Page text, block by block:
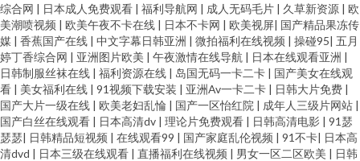
综合网 | 日本成人免费观看 | 福利导航网 | 成人无码毛片 | 久草新资源 | 欧
美潮喷视频 | 欧美午夜不卡在线 | 日本不卡网 | 欧美视屏| 国产精品果冻传
媒 | 香蕉国产在线 | 中文字幕日韩亚洲 | 微拍福利在线视频 | 操碰95| 五月
婷丁香综合网 | 亚洲图片欧美 | 午夜激情在线导航 | 日本在线观看亚洲 |
日韩制服丝袜在线 | 福利资源在线 | 岛国无码一卡二卡 | 国产美女在线观
看 | 美女福利在线 | 91视频下载安装 | 亚洲Av一卡二卡 | 日韩大片免费 |
国产大片一级在线 | 欧美老妇乱惀 | 国产一区怡红院 | 成年人三级片网站 |
国产白丝在线观看 | 日本高清dv | 理论片免费观看 | 日韩高清电影 | 91瑟
瑟瑟| 日韩精品短视频 | 在线观看99 | 国产家庭乱伦视频 | 91不卡| 日本高
清dvd | 日本三级在线观看 | 直播福利在线视频 | 男女一区二区欧美 | 日韩